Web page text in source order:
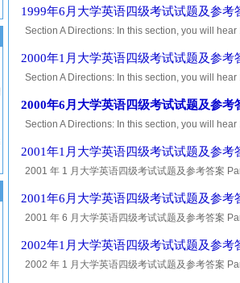
1999年6月大学英语四级考试试题及参考
Section A Directions: In this section, you will
2000年1月大学英语四级考试试题及参考
Section A Directions: In this section, you will
2000年6月大学英语四级考试试题及参考
Section A Directions: In this section, you will
2001年1月大学英语四级考试试题及参考
2001 年 1 月大学英语四级考试试题及参考答案
2001年6月大学英语四级考试试题及参考
2001 年 6 月大学英语四级考试试题及参考答案
2002年1月大学英语四级考试试题及参考
2002 年 1 月大学英语四级考试试题及参考答案